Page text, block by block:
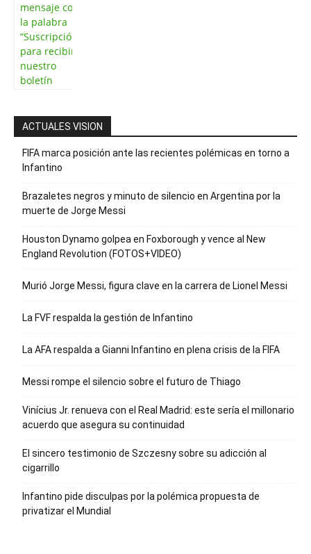
mensaje con
la palabra
“Suscripción”
para recibir
nuestro
boletín
ACTUALES VISION
FIFA marca posición ante las recientes polémicas en torno a
Infantino
Brazaletes negros y minuto de silencio en Argentina por la
muerte de Jorge Messi
Houston Dynamo golpea en Foxborough y vence al New
England Revolution (FOTOS+VIDEO)
Murió Jorge Messi, figura clave en la carrera de Lionel Messi
La FVF respalda la gestión de Infantino
La AFA respalda a Gianni Infantino en plena crisis de la FIFA
Messi rompe el silencio sobre el futuro de Thiago
Vinícius Jr. renueva con el Real Madrid: este sería el millonario
acuerdo que asegura su continuidad
El sincero testimonio de Szczesny sobre su adicción al
cigarrillo
Infantino pide disculpas por la polémica propuesta de
privatizar el Mundial